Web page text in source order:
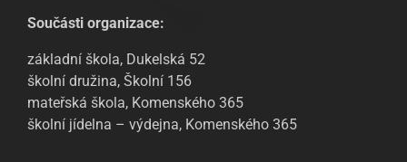
Součásti organizace:
základní škola, Dukelská 52
školní družina, Školní 156
mateřská škola, Komenského 365
školní jídelna – výdejna, Komenského 365